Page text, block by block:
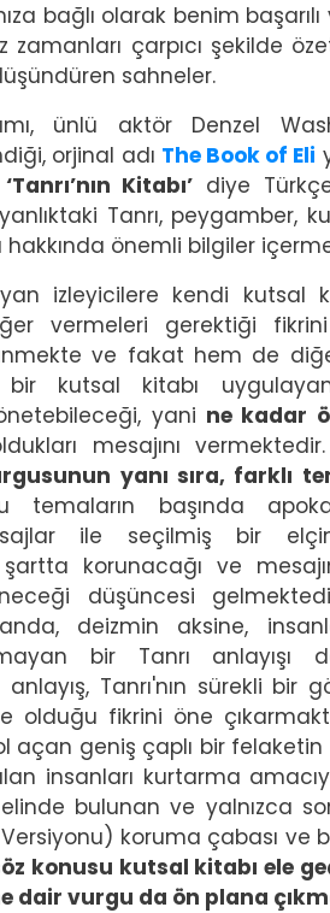
bağlı olarak benim
çarpıcı şekilde
sahneler.
ünlü aktör Denzel
orjinal adı The Book of Eli
‘Tanrı’nın Kitabı’ diye
Tanrı, peygamber,
hakkında önemli bilgiler
izleyicilere kendi kutsal
vermeleri gerektiği fikrini
ve fakat hem de
bir kutsal kitabı
yani ne kadar
mesajını
yanı sıra, farklı
temaların başında
ile seçilmiş bir
korunacağı ve
düşüncesi
deizmin aksine,
bir Tanrı anlayışı
Tanrı'nın sürekli bir
olduğu fikrini öne
açan geniş çaplı bir felaketin
insanları kurtarma
bulunan ve yalnızca
koruma çabası ve
konusu kutsal kitabı ele
dair vurgu da ön plana